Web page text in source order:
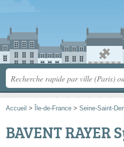
Accueil > Île-de-France > Seine-Saint-
BAVENT RAYER